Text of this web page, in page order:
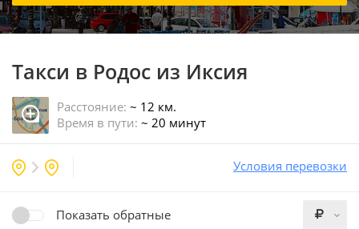
Такси в Родос из Иксия
Расстояние: ~ 12 км.
Время в пути: ~ 20 минут
Показать обратные
Условия перевозки